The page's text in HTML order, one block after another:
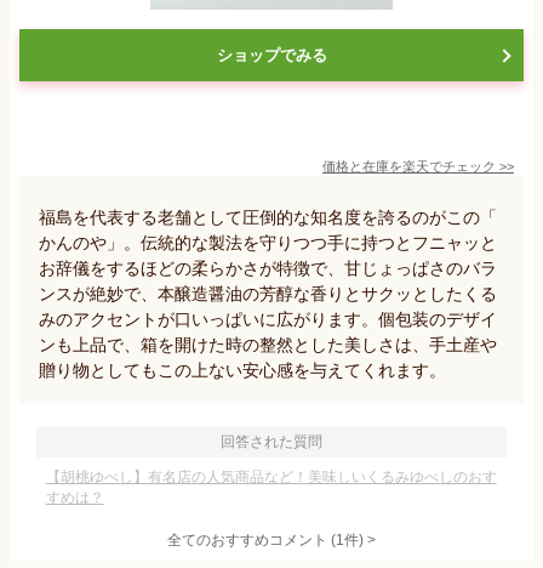
ショップでみる
価格と在庫を楽天でチェック >>
福島を代表する老舗として圧倒的な知名度を誇るのがこの「
かんのや」。伝統的な製法を守りつつ手に持つとフニャッと
お辞儀をするほどの柔らかさが特徴で、甘じょっぱさのバラ
ンスが絶妙で、本醸造醤油の芳醇な香りとサクッとしたくる
みのアクセントが口いっぱいに広がります。個包装のデザイ
ンも上品で、箱を開けた時の整然とした美しさは、手土産や
贈り物としてもこの上ない安心感を与えてくれます。
回答された質問
【胡桃ゆべし】有名店の人気商品など！美味しいくるみゆべしのおす
すめは？
全てのおすすめコメント (1件) >